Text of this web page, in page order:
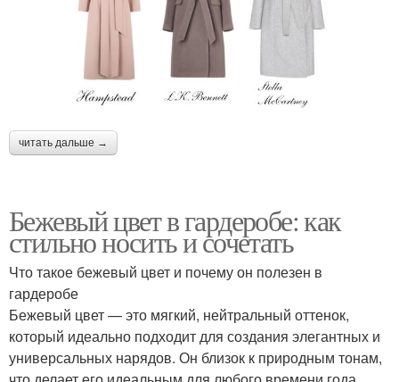
читать дальше →
Бежевый цвет в гардеробе: как
стильно носить и сочетать
Что такое бежевый цвет и почему он полезен в
гардеробе
Бежевый цвет — это мягкий, нейтральный оттенок,
который идеально подходит для создания элегантных и
универсальных нарядов. Он близок к природным тонам,